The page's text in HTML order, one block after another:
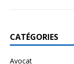
CATÉGORIES
Avocat